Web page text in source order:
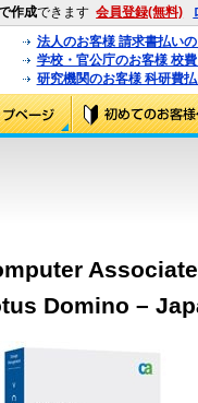
作成できます 会員登録(無料)
法人のお客様 請求書払い
学校・官公庁のお客様 校
研究機関のお客様 科研費
Domino –